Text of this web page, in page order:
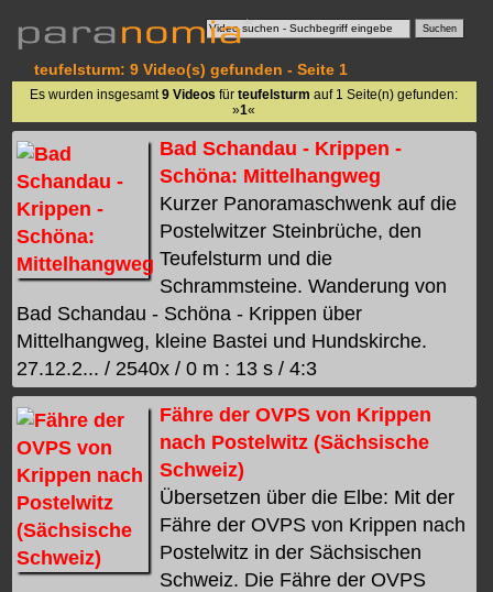
teufelsturm: 9 Video(s) gefunden - Seite 1
Es wurden insgesamt9 Videos fürteufelsturm auf 1 Seite(n) gefunden:
»1«
Bad Schandau - Krippen -
Schöna: Mittelhangweg
Kurzer Panoramaschwenk auf die
Postelwitzer Steinbrüche, den
Teufelsturm und die
Schrammsteine. Wanderung von
Bad Schandau - Schöna - Krippen über
Mittelhangweg, kleine Bastei und Hundskirche.
27.12.2... / 2540x / 0 m : 13 s / 4:3
Fähre der OVPS von Krippen
nach Postelwitz (Sächsische
Schweiz)
Übersetzen über die Elbe: Mit der
Fähre der OVPS von Krippen nach
Postelwitz in der Sächsischen
Schweiz. Die Fähre der OVPS